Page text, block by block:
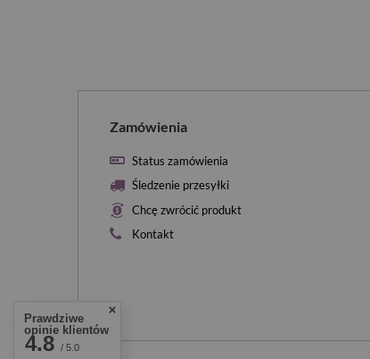
Zamówienia
Status zamówienia
Śledzenie przesyłki
Chcę zwrócić produkt
Kontakt
Prawdziwe
opinie klientów
4.8 / 5.0